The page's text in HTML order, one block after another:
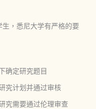
，悉尼大学有严格的要
确定研究题目
究计划并通过审核
究需要通过伦理审查